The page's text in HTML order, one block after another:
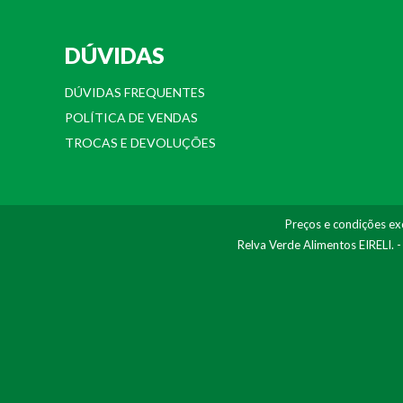
DÚVIDAS
DÚVIDAS FREQUENTES
POLÍTICA DE VENDAS
TROCAS E DEVOLUÇÕES
Preços e condições
Relva Verde Alimentos